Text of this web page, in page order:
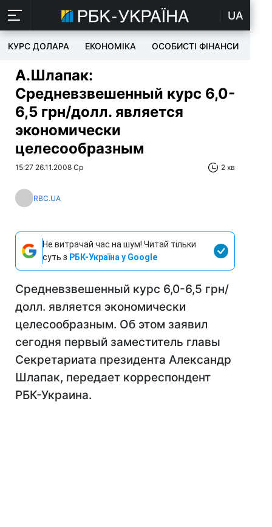
UA
КУРС ДОЛАРА ЕКОНОМІКА ОСОБИСТІ ФІНАНСИ
А.Шлапак:
Средневзвешенный курс 6,0-
6,5 грн/долл. является
экономически
целесообразным
15:27 26.11.2008 Ср 2 хв
RBC.UA
Не витрачай час на шум! Читай тільки
суть з РБК-Україна у Google
Средневзвешенный курс 6,0-6,5 грн/
долл. является экономически
целесообразным. Об этом заявил
сегодня первый заместитель главы
Секретариата президента Александр
Шлапак, передает корреспондент
РБК-Украина.